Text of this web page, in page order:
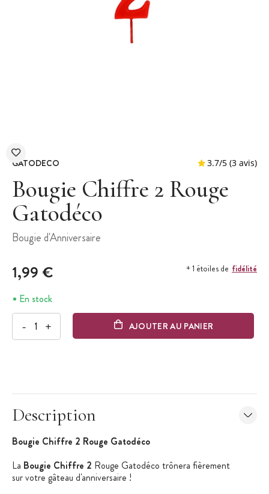
GATODECO
Bougie Chiffre 2 Rouge
Gatodéco
Bougie d'Anniversaire
1,99 € + 1 étoiles de fidélité
En stock
- + AJOUTER AU PANIER
Description
Bougie Chiffre 2 Rouge Gatodéco
La Bougie Chiffre 2 Rouge Gatodéco trônera fièrement
sur votre gâteau d'anniversaire !